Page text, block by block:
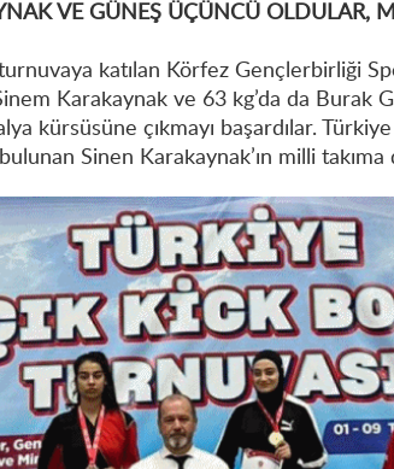
VE GÜNEŞ ÜÇÜNCÜ OLDULAR,
turnuvaya katılan Körfez Gençlerbirliği
Karakaynak ve 63 kg’da da Burak
kürsüsüne çıkmayı başardılar.
Sinen Karakaynak’ın milli